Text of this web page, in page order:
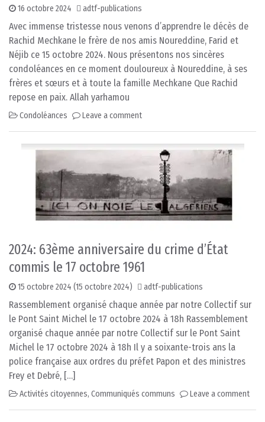
16 octobre 2024 adtf-publications
Avec immense tristesse nous venons d’apprendre le décès de
Rachid Mechkane le frère de nos amis Noureddine, Farid et
Néjib ce 15 octobre 2024. Nous présentons nos sincères
condoléances en ce moment douloureux à Noureddine, à ses
frères et sœurs et à toute la famille Mechkane Que Rachid
repose en paix. Allah yarhamou
Condoléances Leave a comment
2024: 63ème anniversaire du crime d’État
commis le 17 octobre 1961
15 octobre 2024 (15 octobre 2024) adtf-publications
Rassemblement organisé chaque année par notre Collectif sur
le Pont Saint Michel le 17 octobre 2024 à 18h Rassemblement
organisé chaque année par notre Collectif sur le Pont Saint
Michel le 17 octobre 2024 à 18h Il y a soixante-trois ans la
police française aux ordres du préfet Papon et des ministres
Frey et Debré, […]
Activités citoyennes, Communiqués communs Leave a comment